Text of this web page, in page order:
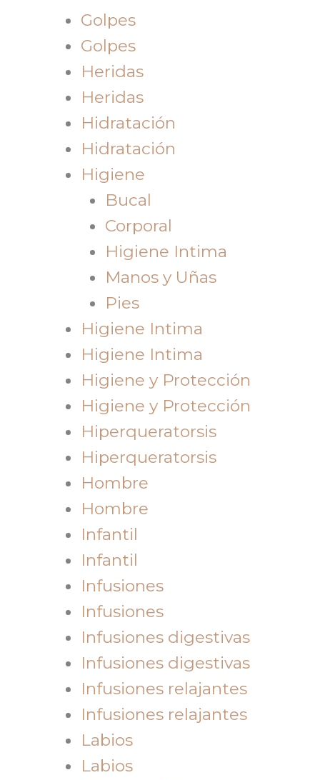
Golpes
Golpes
Heridas
Heridas
Hidratación
Hidratación
Higiene
Bucal
Corporal
Higiene Intima
Manos y Uñas
Pies
Higiene Intima
Higiene Intima
Higiene y Protección
Higiene y Protección
Hiperqueratorsis
Hiperqueratorsis
Hombre
Hombre
Infantil
Infantil
Infusiones
Infusiones
Infusiones digestivas
Infusiones digestivas
Infusiones relajantes
Infusiones relajantes
Labios
Labios